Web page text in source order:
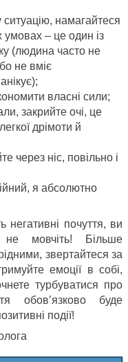
намагайтеся
умовах – це один із
(людина часто не
не вміє
власні сили;
закрийте очі, це
дрімоти й
через ніс, повільно і
я абсолютно
почуття, ви
не мовчіть! Більше
звертайтеся за
емоції в собі,
турбуватися про
обов’язково буде
події!